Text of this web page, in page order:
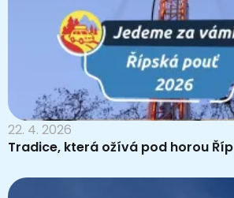
22. 4. 2026
Tradice, která ožívá pod horou Říp